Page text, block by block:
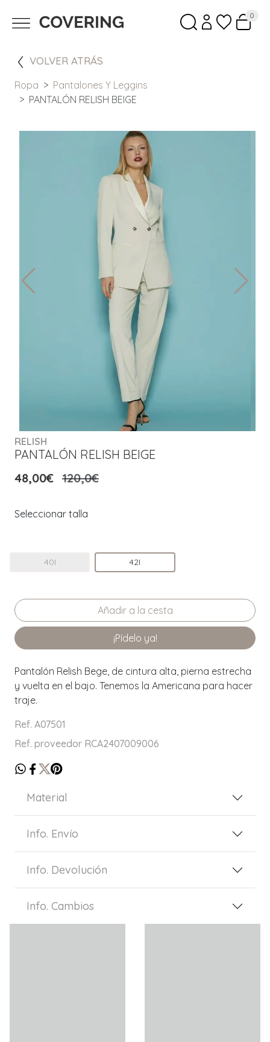
0
VOLVER ATRÁS
Ropa
Pantalones Y Leggins
PANTALÓN RELISH BEIGE
RELISH
PANTALÓN RELISH BEIGE
48,00€ 120,0€
Seleccionar talla
40I 42I
¡Pídelo ya!
Pantalón Relish Bege, de cintura alta, pierna estrecha
y vuelta en el bajo. Tenemos la Americana para hacer
traje.
Ref. A07501
Ref. proveedor RCA2407009006
Material
Info. Envío
Info. Devolución
Info. Cambios